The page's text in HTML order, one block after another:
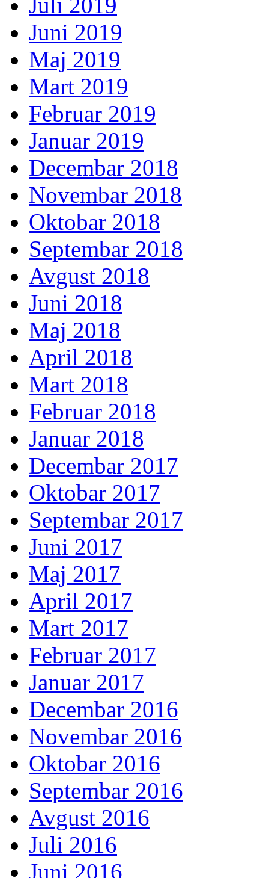
Juli 2019
Juni 2019
Maj 2019
Mart 2019
Februar 2019
Januar 2019
Decembar 2018
Novembar 2018
Oktobar 2018
Septembar 2018
Avgust 2018
Juni 2018
Maj 2018
April 2018
Mart 2018
Februar 2018
Januar 2018
Decembar 2017
Oktobar 2017
Septembar 2017
Juni 2017
Maj 2017
April 2017
Mart 2017
Februar 2017
Januar 2017
Decembar 2016
Novembar 2016
Oktobar 2016
Septembar 2016
Avgust 2016
Juli 2016
Juni 2016